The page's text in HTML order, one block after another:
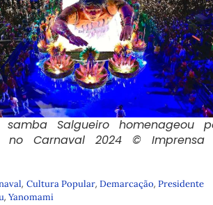
samba Salgueiro homenageou
no Carnaval 2024 © Imprensa
, Cultura Popular, Demarcação,Presidente
, Yanomami